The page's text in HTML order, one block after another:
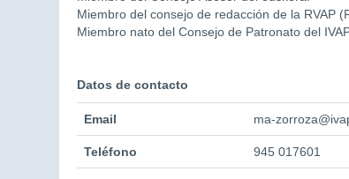
Miembro del consejo de redacción de la RVAP
Miembro nato del Consejo de Patronato del
Datos de contacto
Email ma-
Teléfono 945 017601